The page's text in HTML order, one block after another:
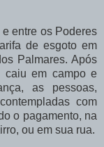
entre os Poderes
de esgoto em
Palmares. Após
em campo e
as pessoas,
com
o pagamento, na
ou em sua rua.